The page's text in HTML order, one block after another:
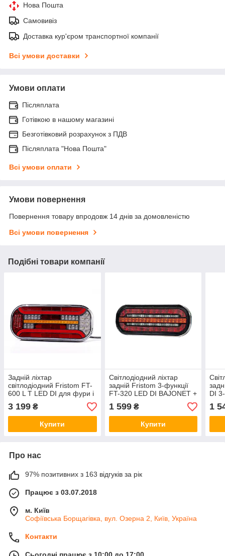
Нова Пошта
Самовивіз
Доставка кур'єром транспортної компанії
Всі умови доставки
Умови оплати
Післяплата
Готівкою в нашому магазині
Безготівковий розрахунок з ПДВ
Післяплата "Нова Пошта"
Всі умови оплати
Умови повернення
Повернення товару впродовж 14 днів за домовленістю
Всі умови повернення
Подібні товари компанії
Задній ліхтар
світлодіодний Fristom FT-
600 L T LED DI для фури і
напівпричепа
3 199 ₴
Купити
Світлодіодний ліхтар
задній Fristom 3-функції
FT-320 LED DI BAJONET +
SS
1 599₴
Купити
DI
1
Про нас
97% позитивних з 163 відгуків за рік
Працює з 03.07.2018
м. Київ
Софіївська Борщагівка, вул. Озерна 2, Київ, Україна
Контакти